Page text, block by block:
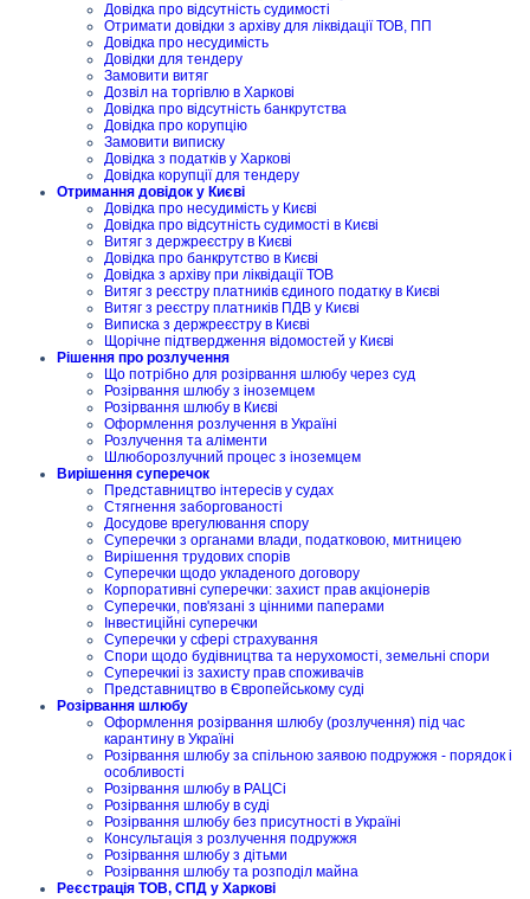
Довідка про відсутність судимості
Отримати довідки з архіву для ліквідації ТОВ, ПП
Довідка про несудимість
Довідки для тендеру
Замовити витяг
Дозвіл на торгівлю в Харкові
Довідка про відсутність банкрутства
Довідка про корупцію
Замовити виписку
Довідка з податків у Харкові
Довідка корупції для тендеру
Отримання довідок у Києві
Довідка про несудимість у Києві
Довідка про відсутність судимості в Києві
Витяг з держреєстру в Києві
Довідка про банкрутство в Києві
Довідка з архіву при ліквідації ТОВ
Витяг з реєстру платників єдиного податку в Києві
Витяг з реєстру платників ПДВ у Києві
Виписка з держреєстру в Києві
Щорічне підтвердження відомостей у Києві
Рішення про розлучення
Що потрібно для розірвання шлюбу через суд
Розірвання шлюбу з іноземцем
Розірвання шлюбу в Києві
Оформлення розлучення в Україні
Розлучення та аліменти
Шлюборозлучний процес з іноземцем
Вирішення суперечок
Представництво інтересів у судах
Стягнення заборгованості
Досудове врегулювання спору
Суперечки з органами влади, податковою, митницею
Вирішення трудових спорів
Суперечки щодо укладеного договору
Корпоративні суперечки: захист прав акціонерів
Суперечки, пов'язані з цінними паперами
Інвестиційні суперечки
Суперечки у сфері страхування
Спори щодо будівництва та нерухомості, земельні спори
Суперечкиі із захисту прав споживачів
Представництво в Європейському суді
Розірвання шлюбу
Оформлення розірвання шлюбу (розлучення) під час
карантину в Україні
Розірвання шлюбу за спільною заявою подружжя - порядок і
особливості
Розірвання шлюбу в РАЦСі
Розірвання шлюбу в суді
Розірвання шлюбу без присутності в Україні
Консультація з розлучення подружжя
Розірвання шлюбу з дітьми
Розірвання шлюбу та розподіл майна
Реєстрація ТОВ, СПД у Харкові